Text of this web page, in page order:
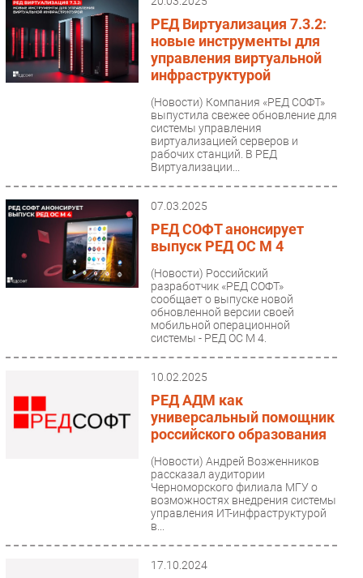
РЕД Виртуализация 7.3.2:
новые инструменты для
управления виртуальной
инфраструктурой
(Новости) Компания «РЕД СОФТ»
выпустила свежее обновление для
системы управления
виртуализацией серверов и
рабочих станций. В РЕД
Виртуализации...
07.03.2025
РЕД СОФТ анонсирует
выпуск РЕД ОС М 4
(Новости) Российский
разработчик «РЕД СОФТ»
сообщает о выпуске новой
обновленной версии своей
мобильной операционной
системы - РЕД ОС М 4.
10.02.2025
РЕД АДМ как
универсальный помощник
российского образования
(Новости) Андрей Возженников
рассказал аудитории
Черноморского филиала МГУ о
возможностях внедрения системы
управления ИТ-инфраструктурой
в...
17.10.2024